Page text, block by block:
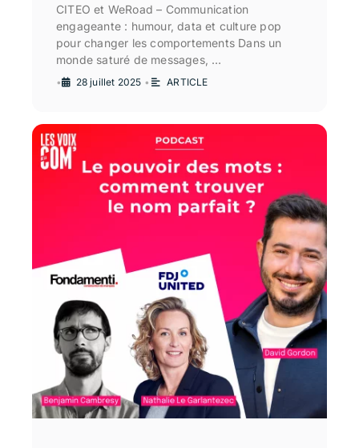
CITEO et WeRoad – Communication
engageante : humour, data et culture pop
pour changer les comportements Dans un
monde saturé de messages, …
• 28 juillet 2025 • ARTICLE